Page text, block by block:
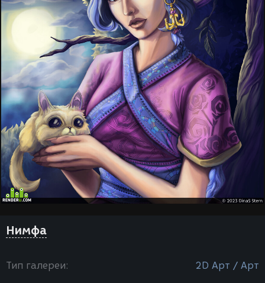
Нимфа
Тип галереи: 2D Арт / Арт